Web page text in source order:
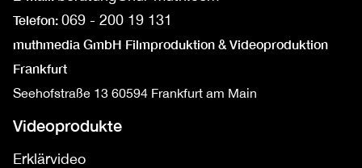
Telefon: 069 - 200 19 131
muthmedia GmbH Filmproduktion & Videoproduktion
Frankfurt
Seehofstraße 13 60594 Frankfurt am Main
Videoprodukte
Erklärvideo